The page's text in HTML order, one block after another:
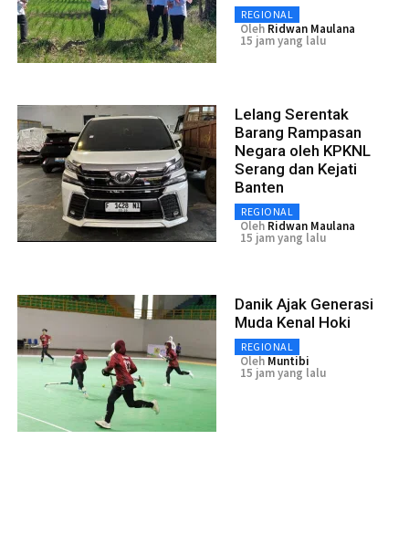
REGIONAL
Oleh Ridwan Maulana
15 jam yang lalu
Lelang Serentak
Barang Rampasan
Negara oleh KPKNL
Serang dan Kejati
Banten
REGIONAL
Oleh Ridwan Maulana
15 jam yang lalu
Danik Ajak Generasi
Muda Kenal Hoki
REGIONAL
Oleh Muntibi
15 jam yang lalu